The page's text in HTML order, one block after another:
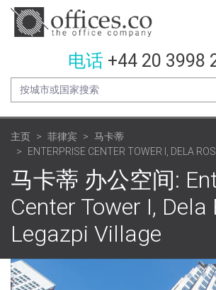
电话 +44 20 3998
主页 菲律宾
马卡蒂
ENTERPRISE CENTER TOWER I, DELA
马卡蒂 办公空间:
Center Tower I, Dela
Legazpi Village